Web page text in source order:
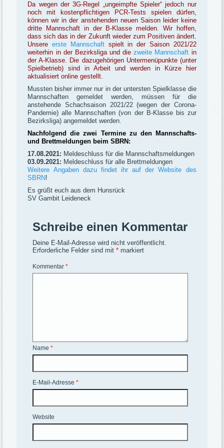
Da wegen der 3G-Regel „ungeimpfte Spieler“ jedoch nur
noch mit kostenpflichtigen PCR-Tests spielen dürfen,
können wir in der anstehenden neuen Saison leider keine
dritte Mannschaft in der B-Klasse melden. Wir hoffen,
dass sich das in der Zukunft wieder zum Positiven ändert.
Unsereerste Mannschaftspielt in der Saison 2021/22
weiterhin in der Bezirksliga und diezweite Mannschaft in
der A-Klasse. Die dazugehörigen Untermenüpunkte (unter
Spielbetrieb) sind in Arbeit und werden in Kürze hier
aktualisiert online gestellt.
Mussten bisher immer nur in der untersten Spielklasse die
Mannschaften gemeldet werden, müssen für die
anstehende Schachsaison 2021/22 (wegen der Corona-
Pandemie) alle Mannschaften (von der B-Klasse bis zur
Bezirksliga) angemeldet werden.
Nachfolgend die zwei Termine zu den Mannschafts-
und Brettmeldungen beim SBRN:
17.08.2021: Meldeschluss für die Mannschaftsmeldungen
03.09.2021: Meldeschluss für alle Brettmeldungen
Weitere Angaben dazu findet ihr auf der Website des
SBRN!
Es grüßt euch aus dem Hunsrück
SV Gambit Leideneck
Schreibe einen Kommentar
Deine E-Mail-Adresse wird nicht veröffentlicht.
Erforderliche Felder sind mit* markiert
Kommentar*
Name*
E-Mail-Adresse*
Website